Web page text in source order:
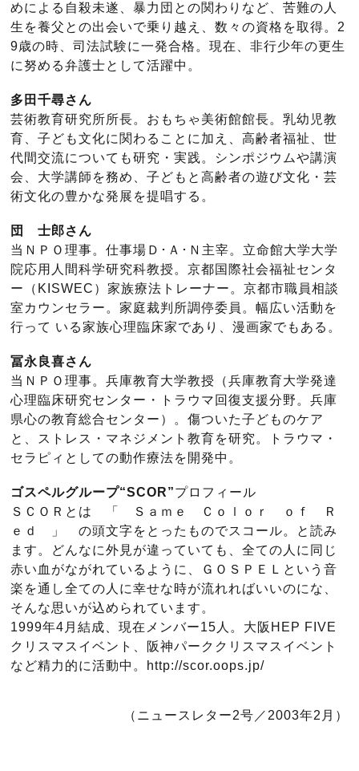
めによる自殺未遂、暴力団との関わりなど、苦難の人
生を養父との出会いで乗り越え、数々の資格を取得。2
9歳の時、司法試験に一発合格。現在、非行少年の更生
に努める弁護士として活躍中。
多田千尋さん
芸術教育研究所所長。おもちゃ美術館館長。乳幼児教
育、子ども文化に関わることに加え、高齢者福祉、世
代間交流についても研究・実践。シンポジウムや講演
会、大学講師を務め、子どもと高齢者の遊び文化・芸
術文化の豊かな発展を提唱する。
団 士郎さん
当ＮＰＯ理事。仕事場Ｄ･Ａ･Ｎ主宰。立命館大学大学
院応用人間科学研究科教授。京都国際社会福祉センタ
ー（KISWEC）家族療法トレーナー。京都市職員相談
室カウンセラー。家庭裁判所調停委員。幅広い活動を
行って いる家族心理臨床家であり、漫画家でもある。
冨永良喜さん
当ＮＰＯ理事。兵庫教育大学教授（兵庫教育大学発達
心理臨床研究センター・トラウマ回復支援分野。兵庫
県心の教育総合センター）。傷ついた子どものケア
と、ストレス・マネジメント教育を研究。トラウマ・
セラピィとしての動作療法を開発中。
ゴスペルグループ“SCOR”プロフィール
ＳＣＯＲとは 「 Ｓａｍｅ Ｃｏｌｏｒ ｏｆ Ｒ
ｅｄ 」 の頭文字をとったものでスコール。と読み
ます。どんなに外見が違っていても、全ての人に同じ
赤い血がながれているように、ＧＯＳＰＥＬという音
楽を通し全ての人に幸せな時が流れればいいのにな、
そんな思いが込められています。
1999年4月結成、現在メンバー15人。大阪HEP FIVE
クリスマスイベント、阪神パーククリスマスイベント
など精力的に活動中。http://scor.oops.jp/
（ニュースレター2号／2003年2月）